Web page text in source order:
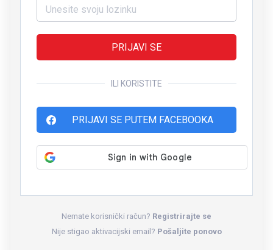
PRIJAVI SE
ILI KORISTITE
PRIJAVI SE PUTEM FACEBOOKA
Nemate korisnički račun? Registrirajte se
Nije stigao aktivacijski email? Pošaljite ponovo